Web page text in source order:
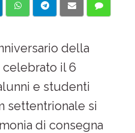
della
il 6
e studenti
settentrionale si
di consegna